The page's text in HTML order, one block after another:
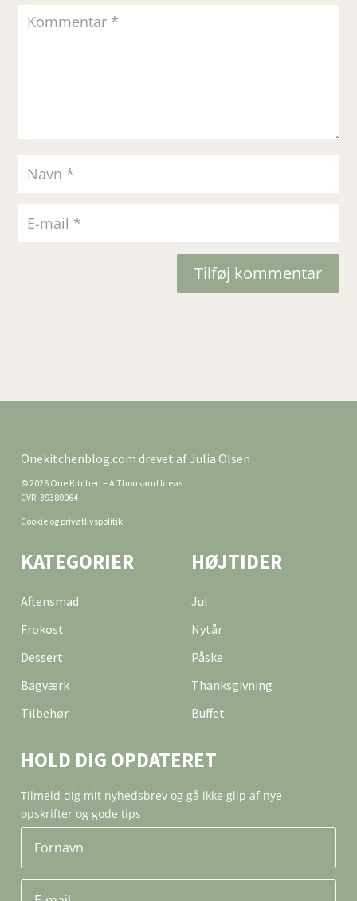
Tilføj kommentar
Onekitchenblog.com drevet af Julia Olsen
© 2026 One Kitchen – A Thousand Ideas
CVR: 39380064
Cookie og privatlivspolitik
KATEGORIER
Aftensmad
Frokost
Dessert
Bagværk
Tilbehør
HØJTIDER
Jul
Nytår
Påske
Thanksgivning
Buffet
HOLD DIG OPDATERET
Tilmeld dig mit nyhedsbrev og gå ikke glip af nye
opskrifter og gode tips